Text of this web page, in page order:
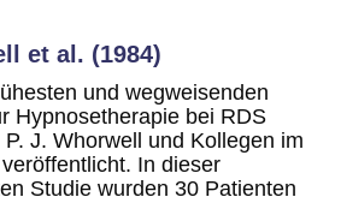
et al. (1984)
und wegweisenden
Hypnosetherapie bei RDS
J. Whorwell und Kollegen im
In dieser
Studie wurden 30 Patienten